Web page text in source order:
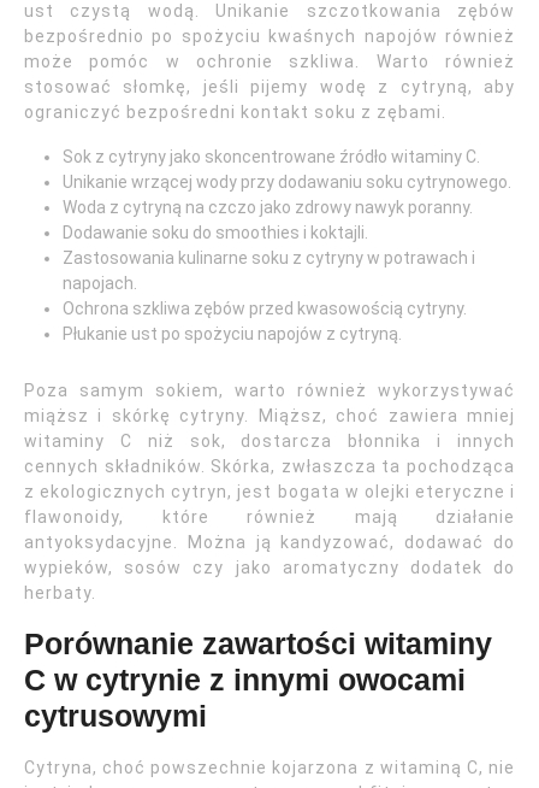
ust czystą wodą. Unikanie szczotkowania zębów
bezpośrednio po spożyciu kwaśnych napojów również
może pomóc w ochronie szkliwa. Warto również
stosować słomkę, jeśli pijemy wodę z cytryną, aby
ograniczyć bezpośredni kontakt soku z zębami.
Sok z cytryny jako skoncentrowane źródło witaminy C.
Unikanie wrzącej wody przy dodawaniu soku cytrynowego.
Woda z cytryną na czczo jako zdrowy nawyk poranny.
Dodawanie soku do smoothies i koktajli.
Zastosowania kulinarne soku z cytryny w potrawach i
napojach.
Ochrona szkliwa zębów przed kwasowością cytryny.
Płukanie ust po spożyciu napojów z cytryną.
Poza samym sokiem, warto również wykorzystywać
miąższ i skórkę cytryny. Miąższ, choć zawiera mniej
witaminy C niż sok, dostarcza błonnika i innych
cennych składników. Skórka, zwłaszcza ta pochodząca
z ekologicznych cytryn, jest bogata w olejki eteryczne i
flawonoidy, które również mają działanie
antyoksydacyjne. Można ją kandyzować, dodawać do
wypieków, sosów czy jako aromatyczny dodatek do
herbaty.
Porównanie zawartości witaminy
C w cytrynie z innymi owocami
cytrusowymi
Cytryna, choć powszechnie kojarzona z witaminą C, nie